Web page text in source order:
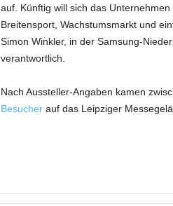
auf. Künftig will sich das
Breitensport, Wachstumsmarkt und
Simon Winkler, in der Samsung-
verantwortlich.
Nach Aussteller-Angaben kamen
Besucherauf das Leipziger